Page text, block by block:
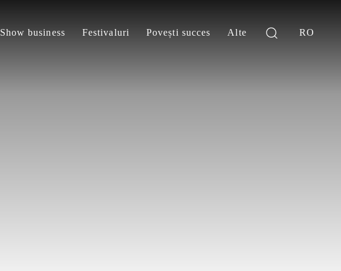
Show business Festivaluri Povești succes Alte RO